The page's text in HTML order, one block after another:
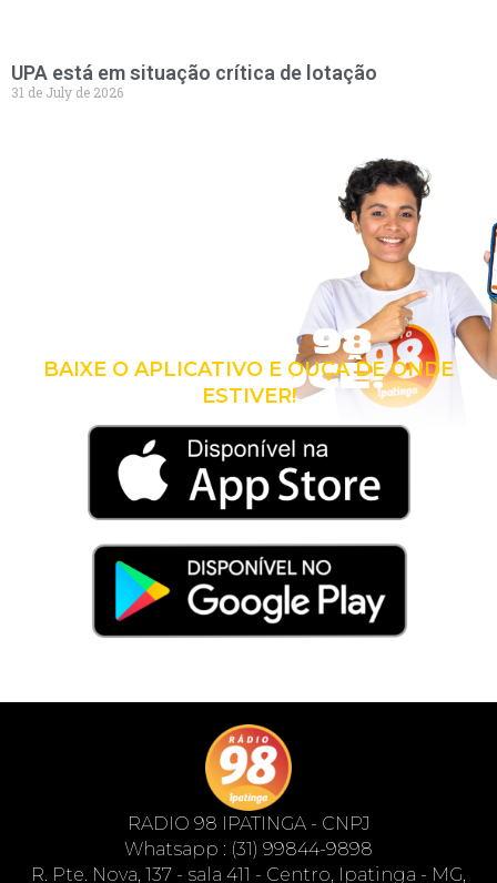
UPA está em situação crítica de lotação
31 de July de 2026
LEVE A 98
COM VOCÊ!
BAIXE O APLICATIVO E OUÇA DE ONDE
ESTIVER!
RADIO 98 IPATINGA - CNPJ
Whatsapp : (31) 99844-9898
R. Pte. Nova, 137 - sala 411 - Centro, Ipatinga - MG,